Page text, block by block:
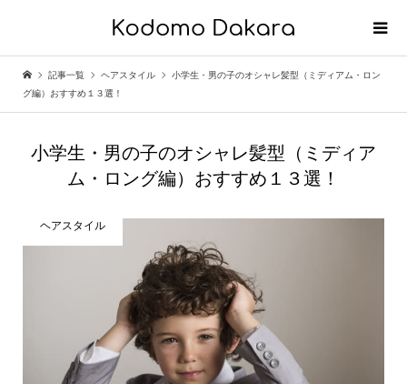
記事一覧 ヘアスタイル
小学生・男の子のオシャレ髪型（ミディアム・ロン
グ編）おすすめ１３選！
小学生・男の子のオシャレ髪型（ミディア
ム・ロング編）おすすめ１３選！
ヘアスタイル